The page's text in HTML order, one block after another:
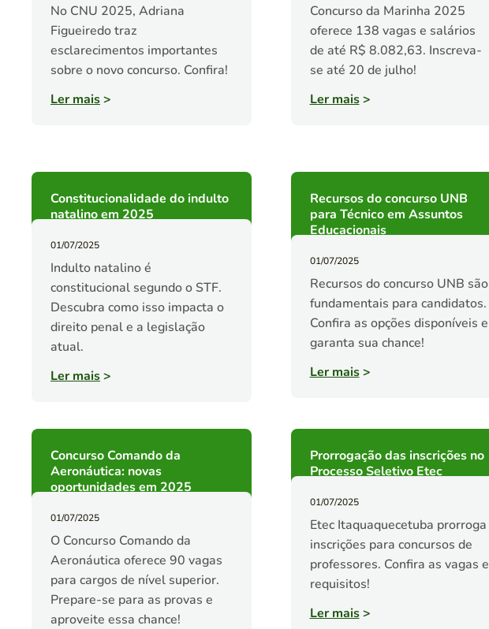
No CNU 2025, Adriana
Figueiredo traz
esclarecimentos importantes
sobre o novo concurso. Confira!
Ler mais>
Concurso da Marinha 2025
oferece 138 vagas e salários
de até R$ 8.082,63. Inscreva-
se até 20 de julho!
Ler mais>
Constitucionalidade do indulto
natalino em 2025
01/07/2025
Indulto natalino é
constitucional segundo o STF.
Descubra como isso impacta o
direito penal e a legislação
atual.
Ler mais>
Recursos do concurso UNB
para Técnico em Assuntos
Educacionais
01/07/2025
Recursos do concurso UNB são
fundamentais para candidatos.
Confira as opções disponíveis e
garanta sua chance!
Ler mais>
Concurso Comando da
Aeronáutica: novas
oportunidades em 2025
01/07/2025
O Concurso Comando da
Aeronáutica oferece 90 vagas
para cargos de nível superior.
Prepare-se para as provas e
aproveite essa chance!
Prorrogação das inscrições no
Processo Seletivo Etec
01/07/2025
Etec Itaquaquecetuba prorroga
inscrições para concursos de
professores. Confira as vagas e
requisitos!
Ler mais>